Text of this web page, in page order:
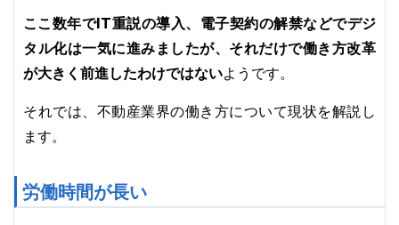
ここ数年でIT重説の導入、電子契約の解禁などでデジ
タル化は一気に進みましたが、それだけで働き方改革
が大きく前進したわけではないようです。
それでは、不動産業界の働き方について現状を解説し
ます。
労働時間が長い